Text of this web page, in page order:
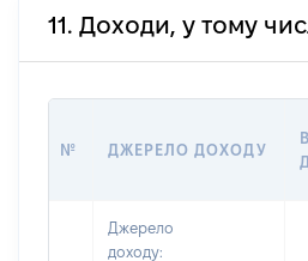
11. Доходи, у тому
№ ДЖЕРЕЛО ДОХОДУ
Джерело
доходу: